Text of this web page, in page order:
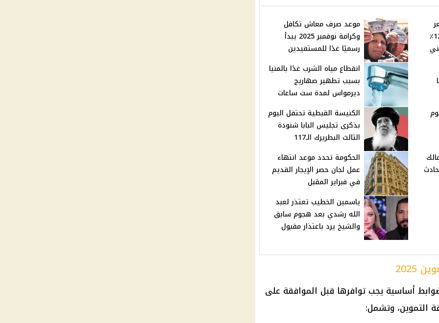
بنتهاوس لندن بنسبة 12.5٪
موعد صرف معاش تكافل
وكرامة نوفمبر 2025 يبدأ
رسميًا غدًا للمستفيدين
انقطاع مياه الشرب غدًا بالمنيا
بسبب تطهير صهاريج
ديرمواس لمدة ست ساعات
الكنيسة القبطية تحتفل اليوم
بذكرى تجليس البابا شنودة
الثالث البطريرك الـ117
الحكومة تحدد موعد انتهاء
عمل لجان حصر الإيجار القديم
في فبراير المقبل
ياسمين الخطيب تعتذر لعبد
الله رشدي بعد هجوم سابق
والشيخ يرد باعتذار مقبول
أساسية يجب توافرها قبل الموافقة على
التموين، وتشمل: